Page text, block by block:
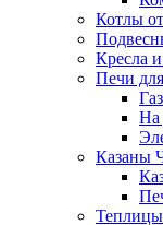
Котлы
Кресла
Печи
На
Казаны
Теплицы